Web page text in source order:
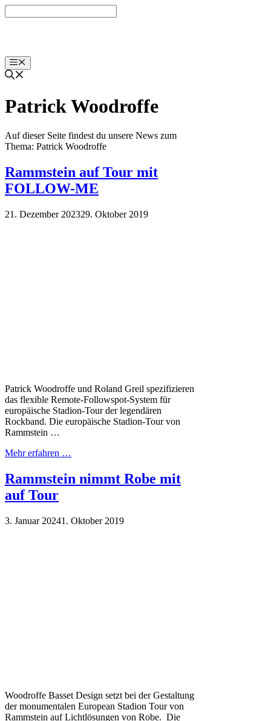
Inhalt
Menü
Patrick Woodroffe
Auf dieser Seite findest du unsere News zum
Thema: Patrick Woodroffe
Rammstein auf Tour mit
FOLLOW-ME
21. Dezember 202329. Oktober 2019
Patrick Woodroffe und Roland Greil spezifizieren
das flexible Remote-Followspot-System für
europäische Stadion-Tour der legendären
Rockband. Die europäische Stadion-Tour von
Rammstein …
Mehr erfahren …
Rammstein nimmt Robe mit
auf Tour
3. Januar 20241. Oktober 2019
Woodroffe Basset Design setzt bei der Gestaltung
der monumentalen European Stadion Tour von
Rammstein auf Lichtlösungen von Robe. Die